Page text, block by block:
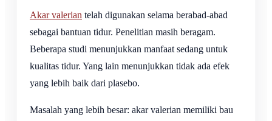
Akar valerian telah digunakan selama berabad-abad
sebagai bantuan tidur. Penelitian masih beragam.
Beberapa studi menunjukkan manfaat sedang untuk
kualitas tidur. Yang lain menunjukkan tidak ada efek
yang lebih baik dari plasebo.
Masalah yang lebih besar: akar valerian memiliki bau